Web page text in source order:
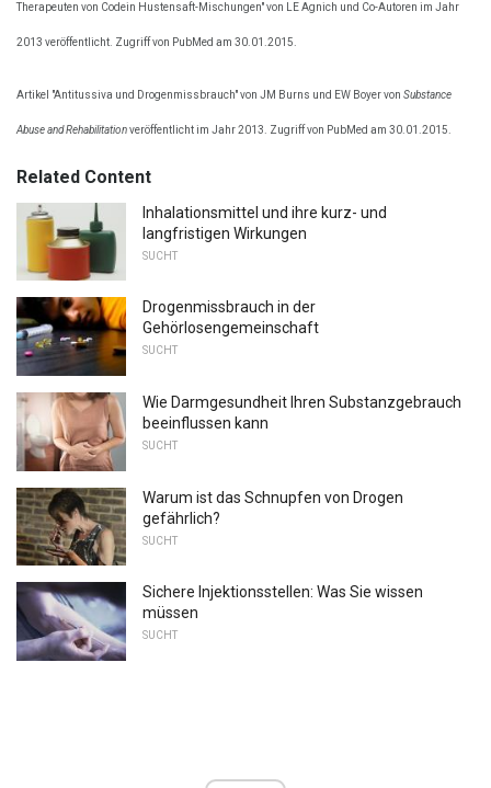
Therapeuten von Codein Hustensaft-Mischungen" von LE Agnich und Co-Autoren im Jahr
2013 veröffentlicht. Zugriff von PubMed am 30.01.2015.
Artikel "Antitussiva und Drogenmissbrauch" von JM Burns und EW Boyer von Substance
Abuse and Rehabilitationveröffentlicht im Jahr 2013. Zugriff von PubMed am 30.01.2015.
Related Content
Inhalationsmittel und ihre kurz- und
langfristigen Wirkungen
SUCHT
Drogenmissbrauch in der
Gehörlosengemeinschaft
SUCHT
Wie Darmgesundheit Ihren Substanzgebrauch
beeinflussen kann
SUCHT
Warum ist das Schnupfen von Drogen
gefährlich?
SUCHT
Sichere Injektionsstellen: Was Sie wissen
müssen
SUCHT